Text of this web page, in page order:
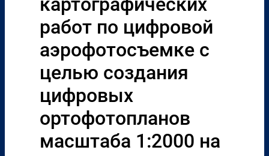
работ по цифровой
аэрофотосъемке с
целью создания
цифровых
ортофотопланов
масштаба 1:2000 на